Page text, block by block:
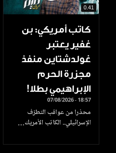
0.41
كاتب أمريكي: بن
غفير يعتبر
غولدشتاين منفذ
مجزرة الحرم
الإبراهيمي بطلا!
07/08/2026 - 18:57
محذرا من عواقب التطرّف
الإسرائيلي.. الكاتب الأمريك…